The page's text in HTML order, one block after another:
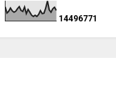
1 4496771